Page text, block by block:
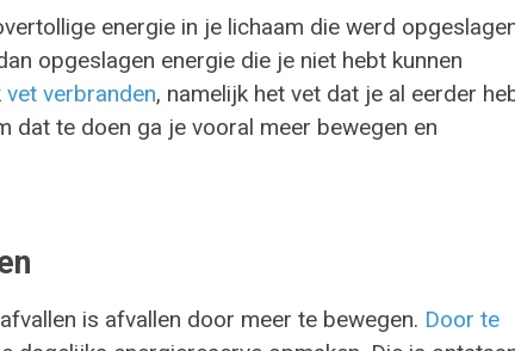
energie in je lichaam die werd
opgeslagen energie die je niet hebt kunnen
vet verbranden, namelijk het vet dat je al eerder
dat te doen ga je vooral meer bewegen en
is afvallen door meer te bewegen. Door te